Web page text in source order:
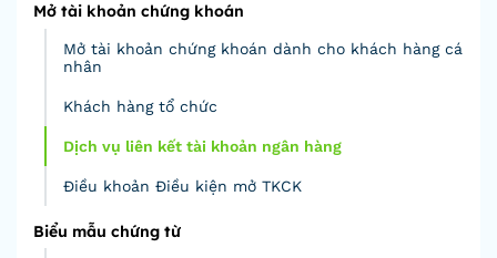
Mở tài khoản chứng khoán
Mở tài khoản chứng khoán dành cho khách hàng cá
nhân
Khách hàng tổ chức
Dịch vụ liên kết tài khoản ngân hàng
Điều khoản Điều kiện mở TKCK
Biểu mẫu chứng từ